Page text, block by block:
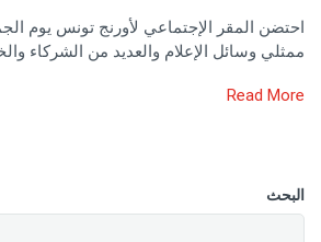
ممثلي وسائل الإعلام والعديد من الشركاء
Read More
البحث